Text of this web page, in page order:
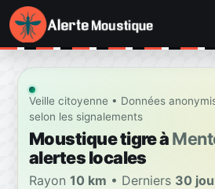
Veille citoyenne • Données
selon les signalements
Moustique tigre à
alertes locales
Rayon 10 km • Derniers 30